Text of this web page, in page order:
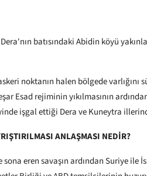
batısındaki Abidin köyü
noktanın halen bölgede
Esad rejiminin yıkılmasının
işgal ettiği Dera ve Kuneytra
ANLAŞMASI NEDİR?
eren savaşın ardından Suriye ile